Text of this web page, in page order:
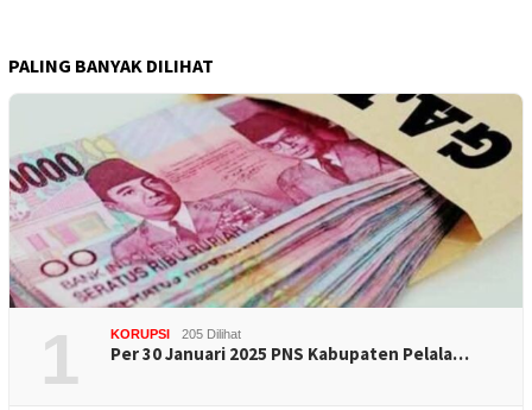
PALING BANYAK DILIHAT
1 KORUPSI 205 Dilihat
Per 30 Januari 2025 PNS Kabupaten Pelala…